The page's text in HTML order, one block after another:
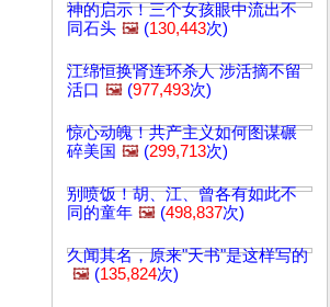
神的启示！三个女孩眼中流出不
同石头 🖼️ (130,443次)
江绵恒换肾连环杀人 涉活摘不留
活口 🖼️ (977,493次)
惊心动魄！共产主义如何图谋碾
碎美国 🖼️ (299,713次)
别喷饭！胡、江、曾各有如此不
同的童年 🖼️ (498,837次)
久闻其名，原来"天书"是这样写的
🖼️ (135,824次)